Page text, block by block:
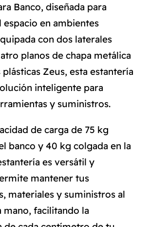
Banco, diseñada para
espacio en ambientes
con dos laterales
planos de chapa metálica
Zeus, esta estantería
inteligente para
y suministros.
de carga de 75 kg
banco y 40 kg colgada en la
es versátil y
mantener tus
materiales y suministros al
mano, facilitando la